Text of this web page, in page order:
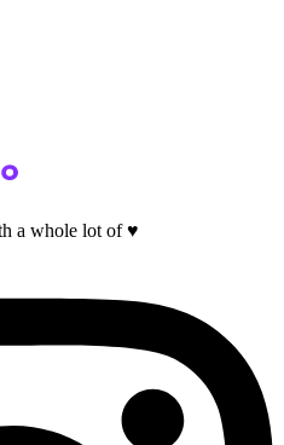
a whole lot of ♥